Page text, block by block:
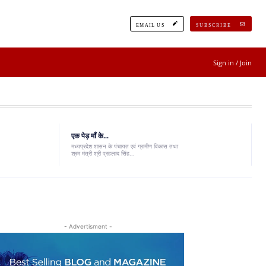
EMAIL US SUBSCRIBE
Sign in / Join
एक पेड़ माँ के...
मध्यप्रदेश शासन के पंचायत एवं ग्रामीण विकास तथा
श्रम मंत्री श्री प्रहलाद सिंह...
- Advertisment -